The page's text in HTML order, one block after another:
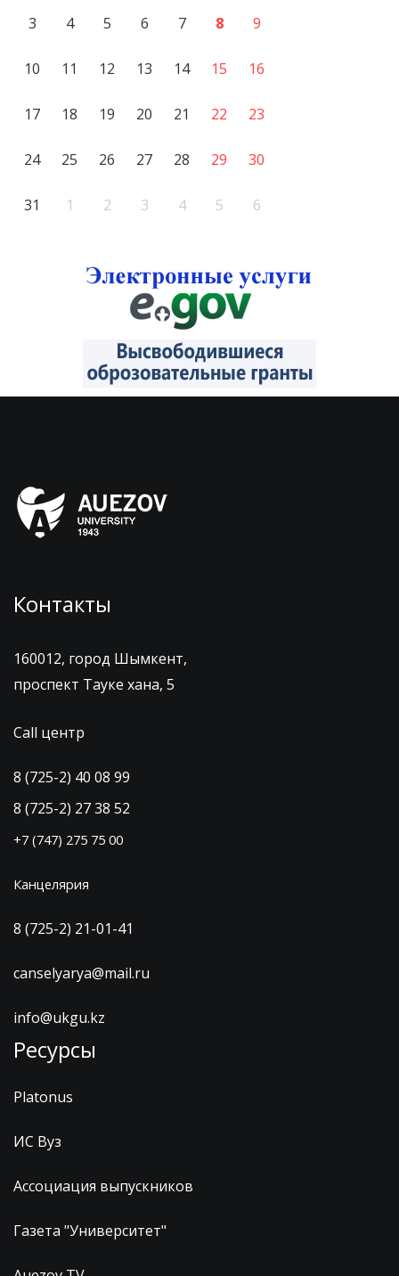
3 4 5 6 7 8 9
10 11 12 13 14 15 16
17 18 19 20 21 22 23
24 25 26 27 28 29 30
31 1 2 3 4 5 6
Контакты
160012, город Шымкент,
проспект Тауке хана, 5
Call центр
8 (725-2) 40 08 99
8 (725-2) 27 38 52
+7 (747) 275 75 00
Канцелярия
8 (725-2) 21-01-41
canselyarya@mail.ru
info@ukgu.kz
Ресурсы
Platonus
ИС Вуз
Ассоциация выпускников
Газета "Университет"